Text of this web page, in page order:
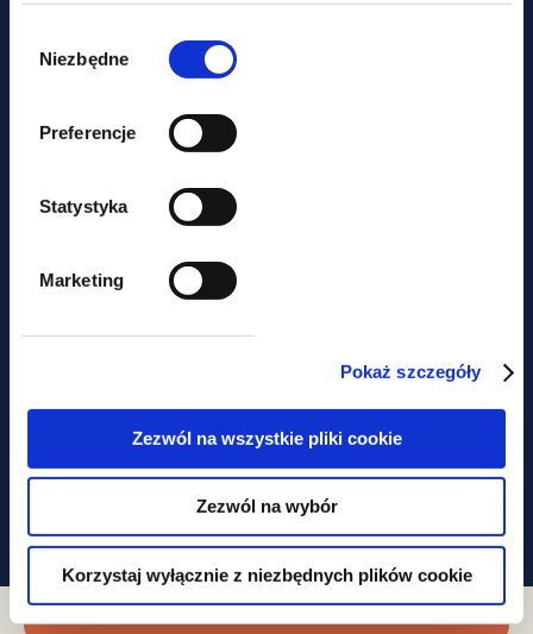
zgody
Niezbędne
Preferencje
Statystyka
Marketing
Pokaż szczegóły
Zezwól na wszystkie pliki cookie
Zezwól na wybór
Korzystaj wyłącznie z niezbędnych plików cookie
charytatywny z udziałem GWW
Obawiasz się,
że ominą Cię
najważniejsze zmiany
W prawie?
Zapisz się do newslettera